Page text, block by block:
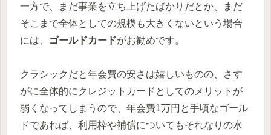
一方で、まだ事業を立ち上げたばかりだとか、まだ
そこまで全体としての規模も大きくないという場合
には、
ゴールドカードがお勧めです。
クラシックだと年会費の安さは嬉しいものの、さす
がに全体的にクレジットカードとしてのメリットが
弱くなってしまうので、年会費1万円と手頃なゴール
ドであれば、利用枠や補償についてもそれなりの水